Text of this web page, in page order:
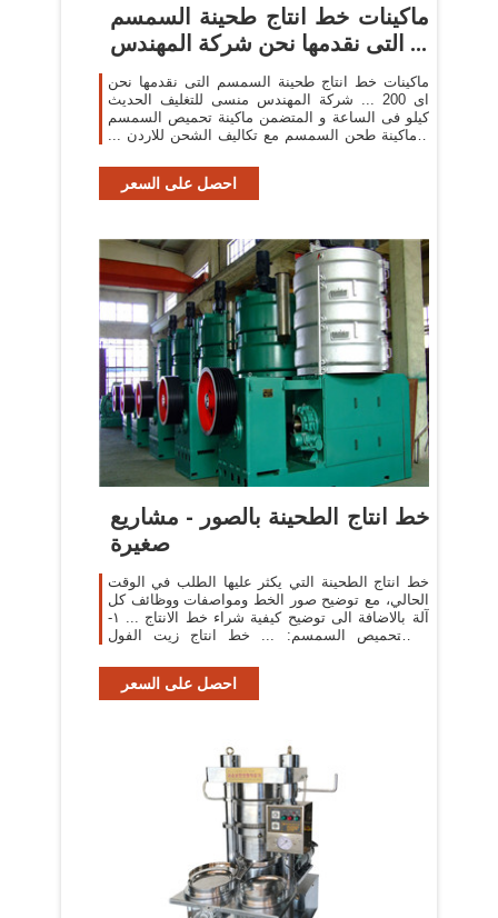
ماكينات خط انتاج طحينة السمسم
التى نقدمها نحن شركة المهندس ...
ماكينات خط انتاج طحينة السمسم التى نقدمها نحن
شركة المهندس منسى للتغليف الحديث‎ ... اى 200
كيلو فى الساعة و المتضمن ماكينة تحميص السمسم
و ماكينة طحن السمسم مع تكاليف الشحن للاردن ...
احصل على السعر
خط انتاج الطحينة بالصور - مشاريع
صغيرة
خط انتاج الطحينة التي يكثر عليها الطلب في الوقت
الحالي، مع توضيح صور الخط ومواصفات ووظائف كل
آلة بالاضافة الى توضيح كيفية شراء خط الانتاج ... ١-
آلة تحميص السمسم: ... خط انتاج زيت الفول
احصل على السعر